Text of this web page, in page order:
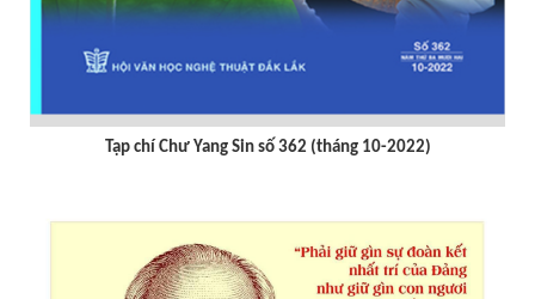
Tạp chí Chư Yang Sin số 362 (tháng 10-2022)